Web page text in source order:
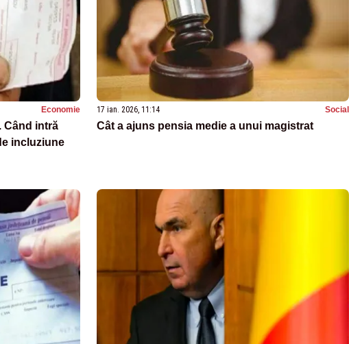
Economie
Când intră
incluziune
17 ian. 2026, 11:14 Social
Cât a ajuns pensia medie a unui magistrat